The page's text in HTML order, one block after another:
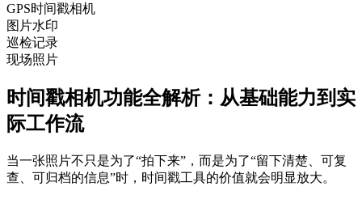
GPS时间戳相机
图片水印
巡检记录
现场照片
时间戳相机功能全解析：从基础能力到实
际工作流
当一张照片不只是为了“拍下来”，而是为了“留下清楚、可复
查、可归档的信息”时，时间戳工具的价值就会明显放大。